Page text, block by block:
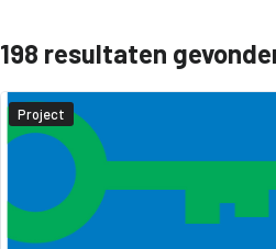
198 resultaten
Project